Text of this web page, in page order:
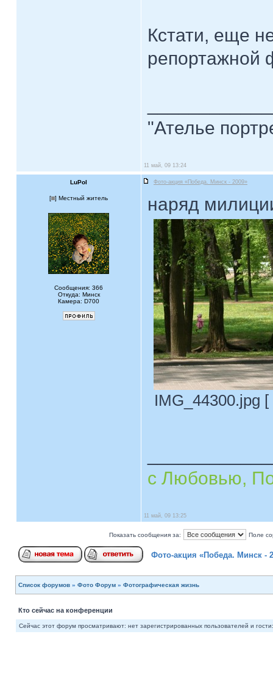
Кстати, еще
репортажной
"Ателье
11 май, 09 13:24
LuPol Фото-акция «Победа. Минск - 2009»
[ ] Местный житель
Сообщения: 366
Откуда: Минск
Камера: D700
наряд
IMG_44300.jpg
с Любовью,
11 май, 09 13:25
Показать сообщения за: Поле
Фото-акция «Победа. Минск -
Список форумов » Фото Форум » Фотографическая жизнь
Кто сейчас на конференции
Сейчас этот форум просматривают: нет зарегистрированных пользователей и